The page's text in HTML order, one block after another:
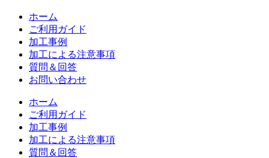
ホーム
ご利用ガイド
加工事例
加工による注意事項
質問＆回答
お問い合わせ
ホーム
ご利用ガイド
加工事例
加工による注意事項
質問＆回答